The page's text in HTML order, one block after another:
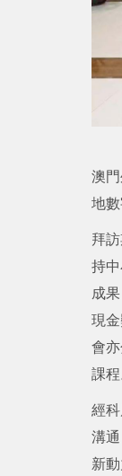
澳
地
拜
持
成
現
會
課程
經
溝
新動